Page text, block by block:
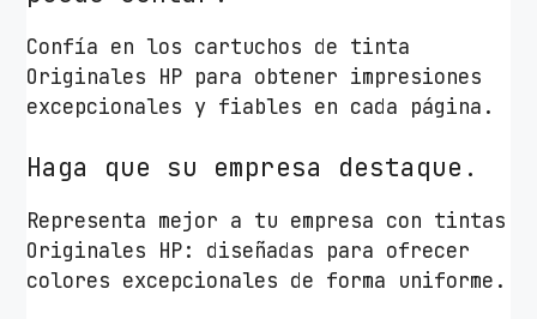
a
c
a
t
i
d
Confía en los cartuchos de tinta
Originales HP para obtener impresiones
excepcionales y fiables en cada página.
Haga que su empresa destaque.
Representa mejor a tu empresa con tintas
Originales HP: diseñadas para ofrecer
colores excepcionales de forma uniforme.